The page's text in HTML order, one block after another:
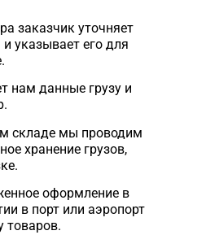
заказчик уточняет
указывает его для
нам данные грузу и
складе мы проводим
хранение грузов,
оформление в
в порт или аэропорт
товаров.